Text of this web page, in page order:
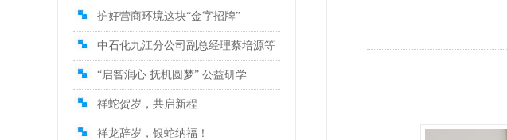
护好营商环境这块“金字招牌”
中石化九江分公司副总经理蔡培源等
“启智润心 抚机圆梦” 公益研学
祥蛇贺岁，共启新程
祥龙辞岁，银蛇纳福！